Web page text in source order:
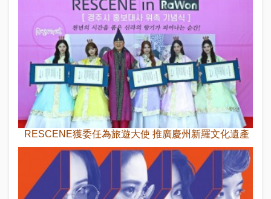
RESCENE獲委任為旅遊大使 推廣慶州新羅文化遺產